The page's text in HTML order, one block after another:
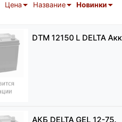
Цена Название Новинки
DTM 12150 L DELTA
АКБ DELTA GEL 12-75.